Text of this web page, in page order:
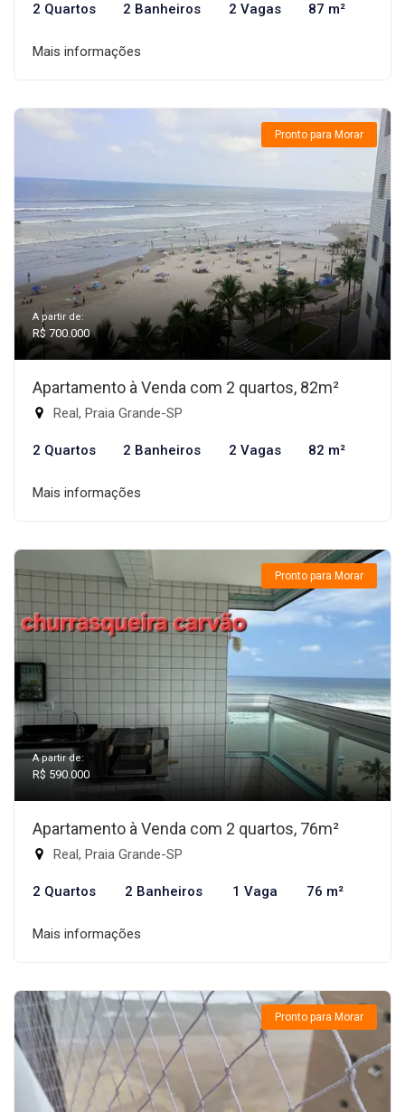
2 Quartos 2 Banheiros 2 Vagas 87 m²
Mais informações
Pronto para Morar
A partir de:
R$ 700.000
Apartamento à Venda com 2 quartos, 82m²
Real, Praia Grande-SP
2 Quartos 2 Banheiros 2 Vagas 82 m²
Mais informações
Pronto para Morar
A partir de:
R$ 590.000
Apartamento à Venda com 2 quartos, 76m²
Real, Praia Grande-SP
2 Quartos 2 Banheiros 1 Vaga 76 m²
Mais informações
Pronto para Morar